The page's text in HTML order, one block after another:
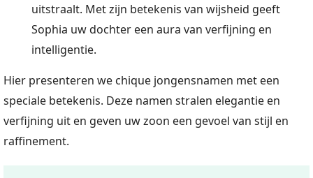
uitstraalt. Met zijn betekenis van wijsheid geeft
Sophia uw dochter een aura van verfijning en
intelligentie.
Hier presenteren we chique jongensnamen met een
speciale betekenis. Deze namen stralen elegantie en
verfijning uit en geven uw zoon een gevoel van stijl en
raffinement.